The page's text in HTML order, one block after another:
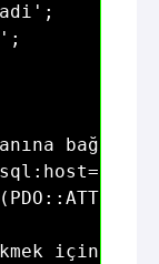
bağlanma
için